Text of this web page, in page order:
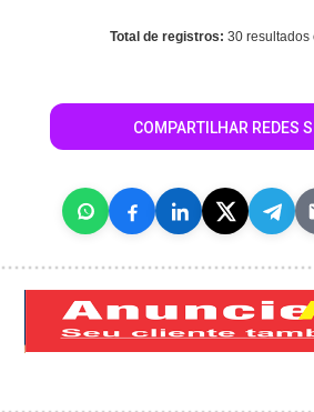
Total de registros: 30 resultados
COMPARTILHAR REDES